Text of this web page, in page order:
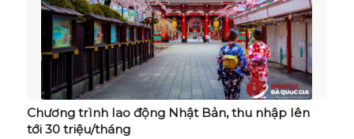
Chương trình lao động Nhật Bản, thu nhập lên
tới 30 triệu/tháng